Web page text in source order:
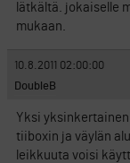
lätkältä. jokaiselle
mukaan.
10.8.2011 02:00:00
DoubleB
Yksi
tiiboxin ja väylän
leikkuuta voisi